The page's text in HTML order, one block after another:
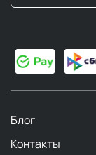
Блог
Контакты